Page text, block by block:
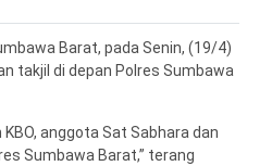
Barat, pada Senin, (19/4)
takjil di depan Polres Sumbawa
anggota Sat Sabhara dan
Sumbawa Barat,” terang